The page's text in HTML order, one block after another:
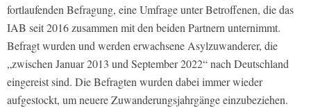
fortlaufenden Befragung, eine Umfrage unter Betroffenen, die das
IAB seit 2016 zusammen mit den beiden Partnern unternimmt.
Befragt wurden und werden erwachsene Asylzuwanderer, die
„zwischen Januar 2013 und September 2022“ nach Deutschland
eingereist sind. Die Befragten wurden dabei immer wieder
aufgestockt, um neuere Zuwanderungsjahrgänge einzubeziehen.